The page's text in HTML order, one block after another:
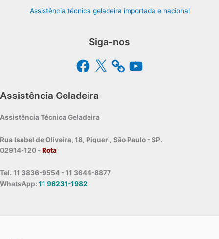
Assistência técnica geladeira importada e nacional
Siga-nos
Facebook
X YouTube
Assistência Geladeira
Assistência Técnica Geladeira
Rua Isabel de Oliveira, 18, Piqueri, São Paulo - SP.
02914-120 -Rota
Tel. 11 3836-9554 - 11 3644-8877
WhatsApp: 11 96231-1982